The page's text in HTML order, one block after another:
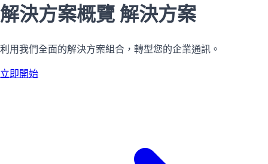
解決方案概覽 解決方案
利用我們全面的解決方案組合，轉型您的企業通訊。
立即開始